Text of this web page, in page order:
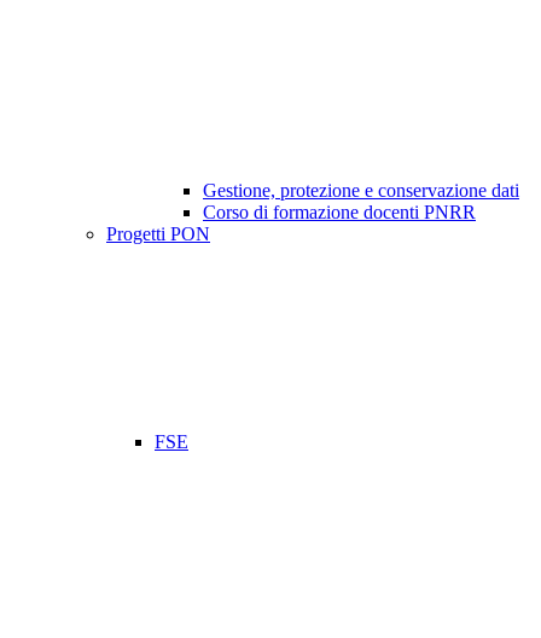
Gestione, protezione e conservazione dati
Corso di formazione docenti PNRR
Progetti PON
FSE